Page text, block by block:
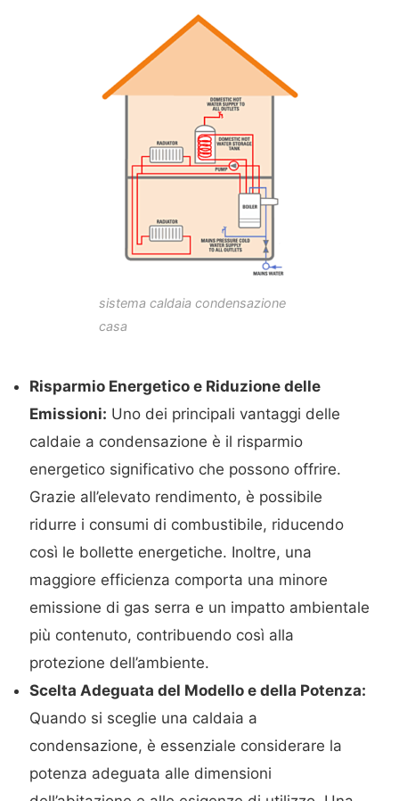
sistema caldaia condensazione
casa
Risparmio Energetico e Riduzione delle
Emissioni: Uno dei principali vantaggi delle
caldaie a condensazione è il risparmio
energetico significativo che possono offrire.
Grazie all’elevato rendimento, è possibile
ridurre i consumi di combustibile, riducendo
così le bollette energetiche. Inoltre, una
maggiore efficienza comporta una minore
emissione di gas serra e un impatto ambientale
più contenuto, contribuendo così alla
protezione dell’ambiente.
Scelta Adeguata del Modello e della Potenza:
Quando si sceglie una caldaia a
condensazione, è essenziale considerare la
potenza adeguata alle dimensioni